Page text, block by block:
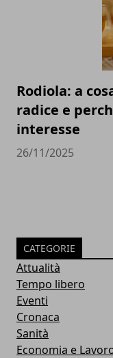
Rodiola: a
radice e
interesse
26/11/2025
CATEGORIE
Attualità
Tempo libero
Eventi
Cronaca
Sanità
Economia e